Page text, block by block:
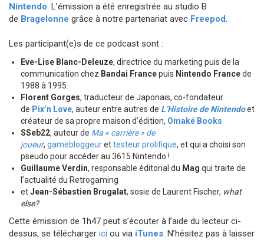
Nintendo. L’émission a été enregistrée au studio B
de Bragelonne grâce à notre partenariat avec Freepod.
Les participant(e)s de ce podcast sont :
Eve-Lise Blanc-Deleuze, directrice du marketing puis de la
communication chez Bandai Francepuis Nintendo Francede
1988 à 1995.
Florent Gorges, traducteur de Japonais, co-fondateur
de Pix’n Love, auteur entre autres de L’Histoire de Nintendoet
créateur de sa propre maison d’édition, Omaké Books
SSeb22, auteur de Ma « carrière » de
joueur, gamebloggeurettesteur prolifique, et qui a choisi son
pseudo pour accéder au 3615 Nintendo !
Guillaume Verdin, responsable éditorial du Mag qui traite de
l’actualité du Retrogaming
etJean-Sébastien Brugalat, sosie de Laurent Fischer, what
else?
Cette émission de 1h47 peut s’écouter à l’aide du lecteur ci-
dessus, se télécharger ici ou via iTunes. N’hésitez pas à laisser